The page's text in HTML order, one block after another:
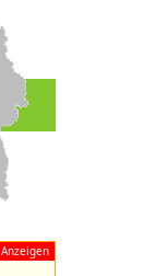
Anzeigen